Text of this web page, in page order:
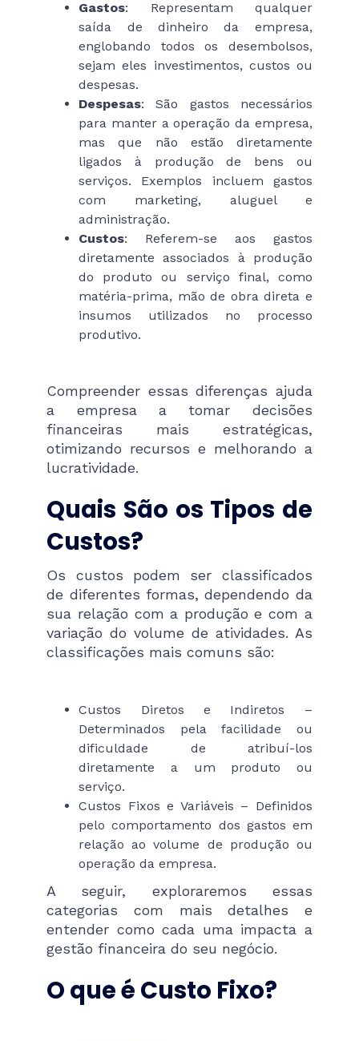
Gastos: Representam qualquer
saída de dinheiro da empresa,
englobando todos os desembolsos,
sejam eles investimentos, custos ou
despesas.
Despesas: São gastos necessários
para manter a operação da empresa,
mas que não estão diretamente
ligados à produção de bens ou
serviços. Exemplos incluem gastos
com marketing, aluguel e
administração.
Custos: Referem-se aos gastos
diretamente associados à produção
do produto ou serviço final, como
matéria-prima, mão de obra direta e
insumos utilizados no processo
produtivo.
Compreender essas diferenças ajuda
a empresa a tomar decisões
financeiras mais estratégicas,
otimizando recursos e melhorando a
lucratividade.
Quais São os Tipos de
Custos?
Os custos podem ser classificados
de diferentes formas, dependendo da
sua relação com a produção e com a
variação do volume de atividades. As
classificações mais comuns são:
Custos Diretos e Indiretos –
Determinados pela facilidade ou
dificuldade de atribuí-los
diretamente a um produto ou
serviço.
Custos Fixos e Variáveis – Definidos
pelo comportamento dos gastos em
relação ao volume de produção ou
operação da empresa.
A seguir, exploraremos essas
categorias com mais detalhes e
entender como cada uma impacta a
gestão financeira do seu negócio.
O que é Custo Fixo?